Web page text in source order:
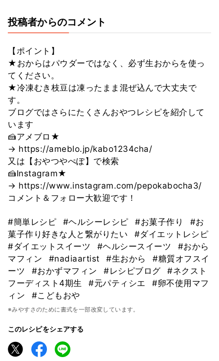
投稿者からのコメント
【ポイント】
★おからはパウダーではなく、必ず生おからを使っ
てください。
★冷凍むき枝豆は凍ったまま混ぜ込んで大丈夫で
す。
ブログではさらにたくさんおやつレシピを紹介して
います
🍰アメブロ★
→ https://ameblo.jp/kabo1234cha/
又は【おやつやぺぽ】で検索
🍰Instagram★
→ https://www.instagram.com/pepokabocha3/
コメント＆フォロー大歓迎です！
#簡単レシピ #ヘルシーレシピ #お菓子作り
#お
菓子作り好きな人と繋がりたい
#ダイエットレシピ
#ダイエットスイーツ
#ヘルシースイーツ
#おから
マフィン
#nadiaartist #生おから
#糖質オフスイ
ーツ
#おかずマフィン #レシピブログ
#ネクスト
フーディスト4期生
#元パティシエ
#卵不使用マフ
ィン
#こどもおや
※みやすさのために書式を一部改変しています。
このレシピをシェアする